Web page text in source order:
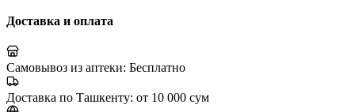
Доставка и оплата
Самовывоз из аптеки: Бесплатно
Доставка по Ташкенту: от 10 000 сум